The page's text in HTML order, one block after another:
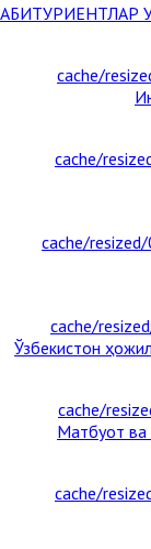
АБИТУРИЕНТЛАР
Ўзбекистон
Матбуот ва